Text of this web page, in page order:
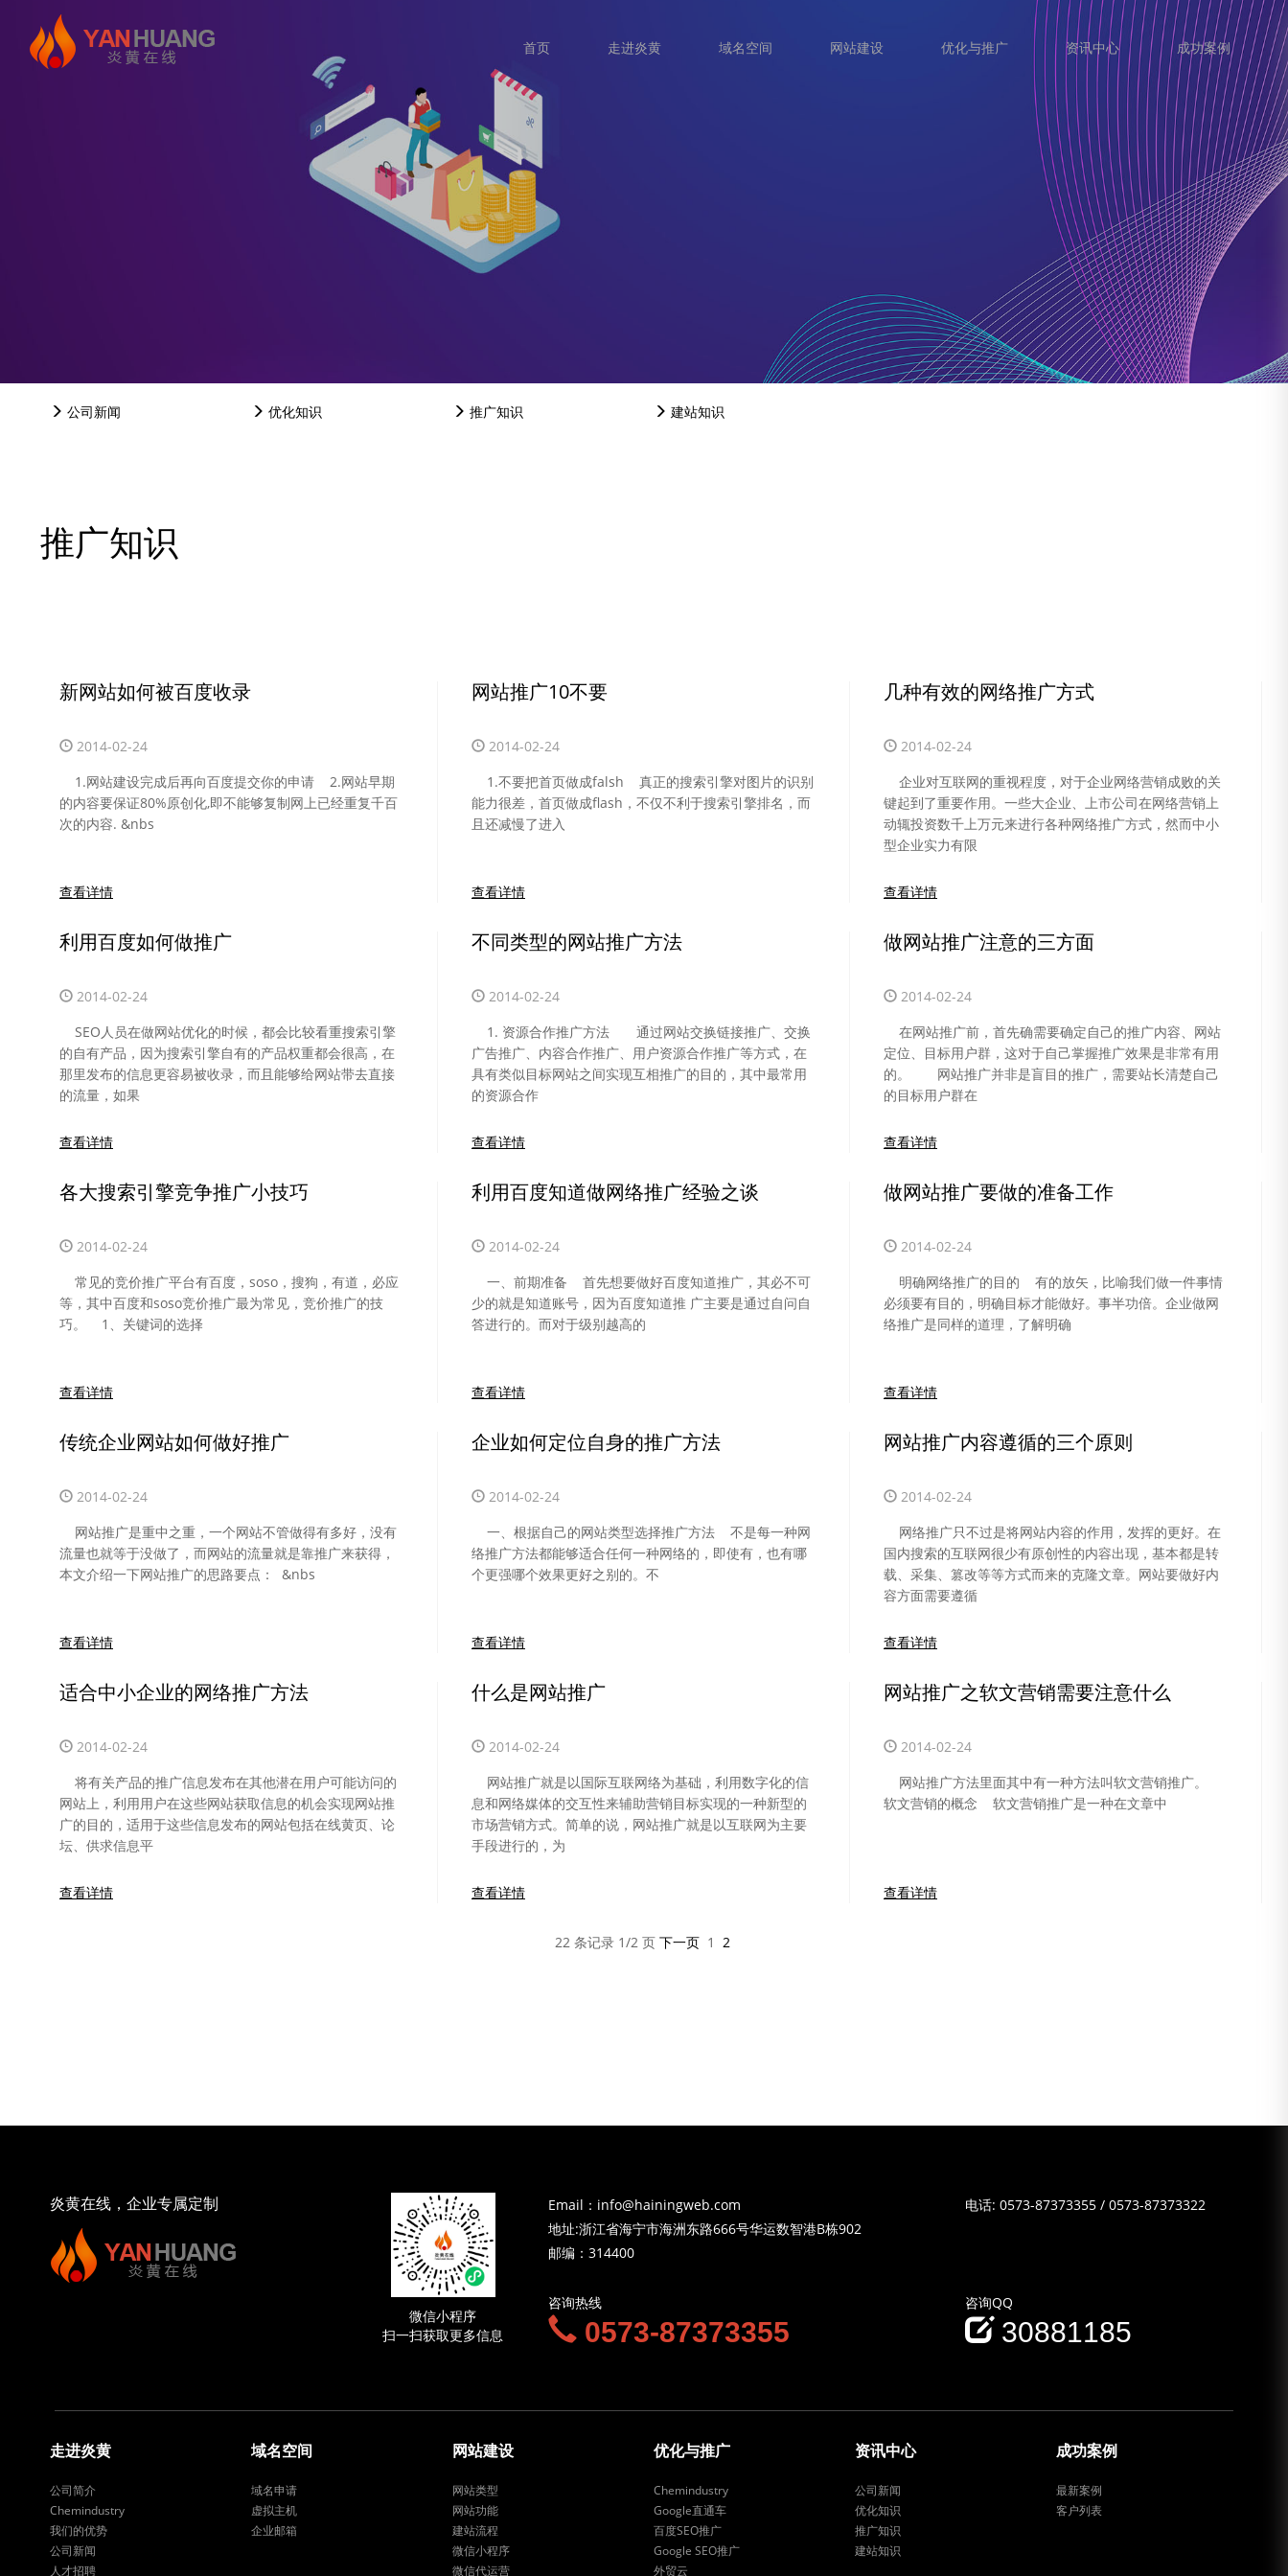
首页 走进炎黄 域名空间 网站建设 优化与推广 资讯中心 成功案例
资讯中心
公司新闻 优化知识 推广知识 建站知识
推广知识
新网站如何被百度收录
2014-02-24
1.网站建设完成后再向百度提交你的申请 2.网站早期
的内容要保证80%原创化,即不能够复制网上已经重复千百
次的内容. &nbs
查看详情
网站推广10不要
2014-02-24
1.不要把首页做成falsh 真正的搜索引擎对图片的识别
能力很差，首页做成flash，不仅不利于搜索引擎排名，而
且还减慢了进入
查看详情
几种有效的网络推广方式
2014-02-24
企业对互联网的重视程度，对于企业网络营销成败的关
键起到了重要作用。一些大企业、上市公司在网络营销上
动辄投资数千上万元来进行各种网络推广方式，然而中小
型企业实力有限
查看详情
利用百度如何做推广
2014-02-24
SEO人员在做网站优化的时候，都会比较看重搜索引擎
的自有产品，因为搜索引擎自有的产品权重都会很高，在
那里发布的信息更容易被收录，而且能够给网站带去直接
的流量，如果
查看详情
不同类型的网站推广方法
2014-02-24
1. 资源合作推广方法 通过网站交换链接推广、交换
广告推广、内容合作推广、用户资源合作推广等方式，在
具有类似目标网站之间实现互相推广的目的，其中最常用
的资源合作
查看详情
做网站推广注意的三方面
2014-02-24
在网站推广前，首先确需要确定自己的推广内容、网站
定位、目标用户群，这对于自己掌握推广效果是非常有用
的。 网站推广并非是盲目的推广，需要站长清楚自己
的目标用户群在
查看详情
各大搜索引擎竞争推广小技巧
2014-02-24
常见的竞价推广平台有百度，soso，搜狗，有道，必应
等，其中百度和soso竞价推广最为常见，竞价推广的技
巧。 1、关键词的选择
查看详情
利用百度知道做网络推广经验之谈
2014-02-24
一、前期准备 首先想要做好百度知道推广，其必不可
少的就是知道账号，因为百度知道推 广主要是通过自问自
答进行的。而对于级别越高的
查看详情
做网站推广要做的准备工作
2014-02-24
明确网络推广的目的 有的放矢，比喻我们做一件事情
必须要有目的，明确目标才能做好。事半功倍。企业做网
络推广是同样的道理，了解明确
查看详情
传统企业网站如何做好推广
2014-02-24
网站推广是重中之重，一个网站不管做得有多好，没有
流量也就等于没做了，而网站的流量就是靠推广来获得，
本文介绍一下网站推广的思路要点： &nbs
查看详情
企业如何定位自身的推广方法
2014-02-24
一、根据自己的网站类型选择推广方法 不是每一种网
络推广方法都能够适合任何一种网络的，即使有，也有哪
个更强哪个效果更好之别的。不
查看详情
网站推广内容遵循的三个原则
2014-02-24
网络推广只不过是将网站内容的作用，发挥的更好。在
国内搜索的互联网很少有原创性的内容出现，基本都是转
载、采集、篡改等等方式而来的克隆文章。网站要做好内
容方面需要遵循
查看详情
适合中小企业的网络推广方法
2014-02-24
将有关产品的推广信息发布在其他潜在用户可能访问的
网站上，利用用户在这些网站获取信息的机会实现网站推
广的目的，适用于这些信息发布的网站包括在线黄页、论
坛、供求信息平
查看详情
什么是网站推广
2014-02-24
网站推广就是以国际互联网络为基础，利用数字化的信
息和网络媒体的交互性来辅助营销目标实现的一种新型的
市场营销方式。简单的说，网站推广就是以互联网为主要
手段进行的，为
查看详情
网站推广之软文营销需要注意什么
2014-02-24
网站推广方法里面其中有一种方法叫软文营销推广。
软文营销的概念 软文营销推广是一种在文章中
查看详情
22 条记录 1/2 页 下一页 1 2
炎黄在线，企业专属定制
微信小程序
扫一扫获取更多信息
Email：info@hainingweb.com
地址:浙江省海宁市海洲东路666号华运数智港B栋902
邮编：314400
电话: 0573-87373355/ 0573-87373322
咨询热线
0573-87373355
咨询QQ
30881185
走进炎黄
公司简介
Chemindustry
我们的优势
公司新闻
人才招聘
域名空间
域名申请
虚拟主机
企业邮箱
网站建设
网站类型
网站功能
建站流程
微信小程序
微信代运营
优化与推广
Chemindustry
Google直通车
百度SEO推广
Google SEO推广
外贸云
资讯中心
公司新闻
优化知识
推广知识
建站知识
成功案例
最新案例
客户列表